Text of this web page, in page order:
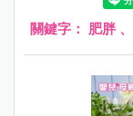
關鍵字： 肥胖、